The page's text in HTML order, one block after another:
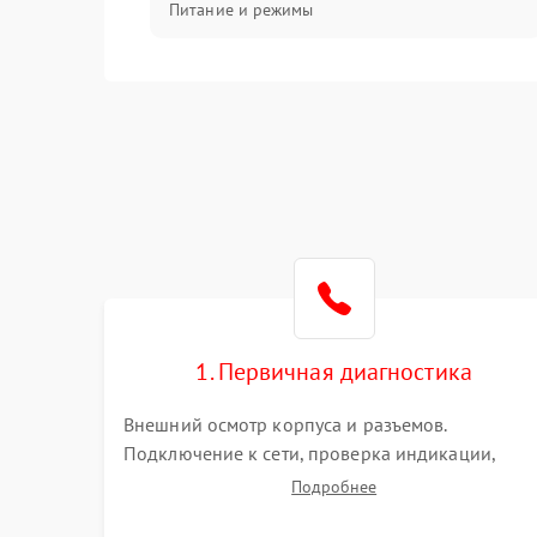
Питание и режимы
1. Первичная диагностика
Внешний осмотр корпуса и разъемов.
Подключение к сети, проверка индикации,
звуковых сигналов и кодов ошибок. Измерение
Подробнее